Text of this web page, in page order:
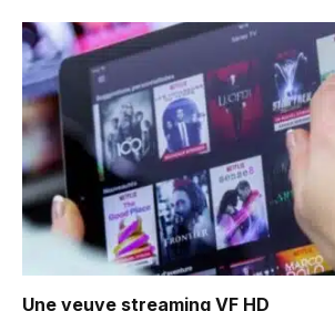
Une veuve streaming VF HD